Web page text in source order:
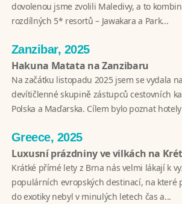
dovolenou jsme zvolili Maledivy, a to
rozdílných 5* resortů – Jawakara a Park...
Zanzibar, 2025
Hakuna Matata na Zanzibaru
Na začátku listopadu 2025 jsem se vydala
devítičlenné skupině zástupců cestovních
Polska a Maďarska. Cílem bylo poznat
Greece, 2025
Luxusní prázdniny ve vilkách na
Krátké přímé lety z Brna nás velmi lákají k
populárních evropských destinací, na které
do exotiky nebyl v minulých letech čas a...